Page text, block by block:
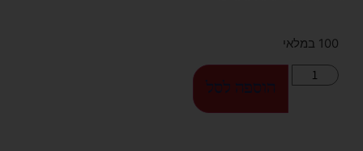
100 במלאי
הוספה לסל